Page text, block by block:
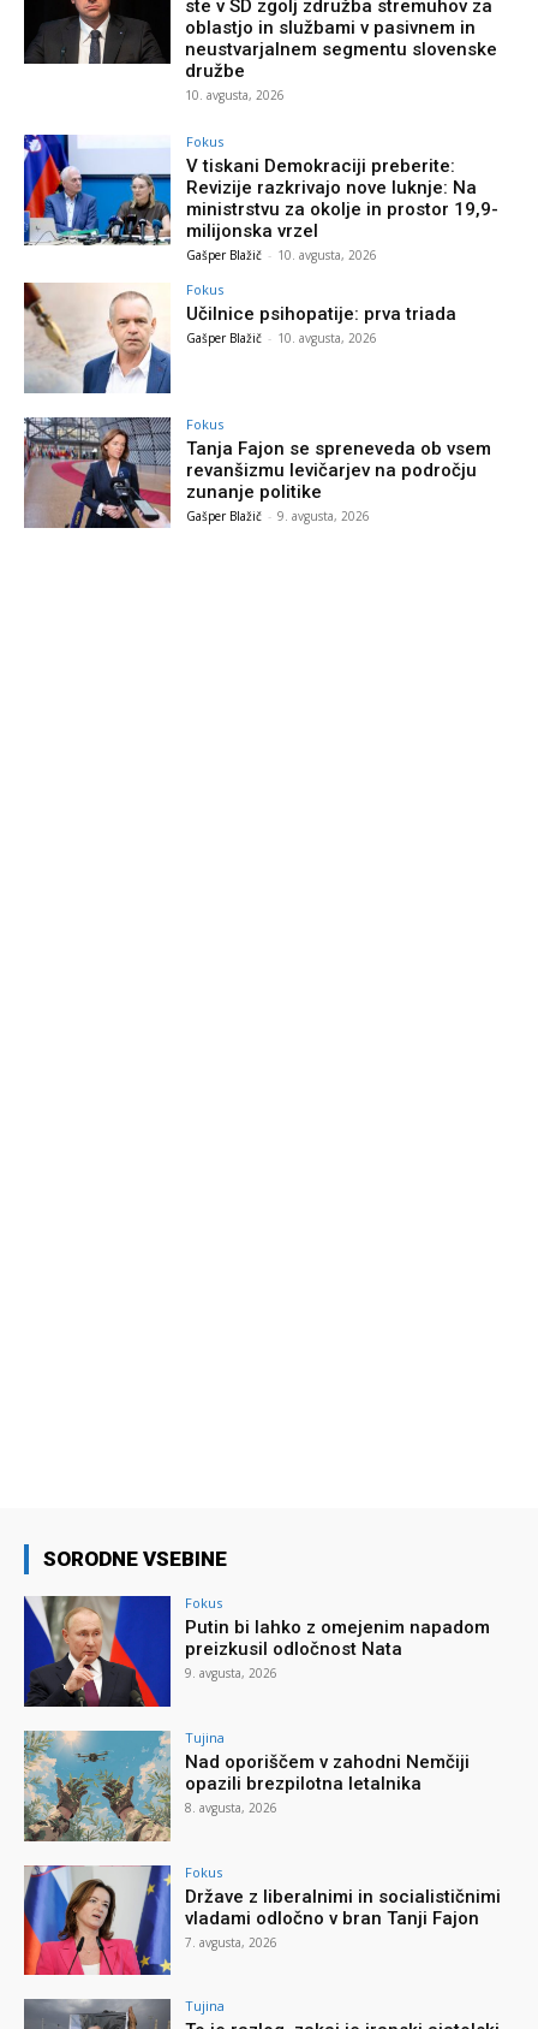
ste v SD zgolj združba stremuhov za
oblastjo in službami v pasivnem in
neustvarjalnem segmentu slovenske
družbe
10. avgusta, 2026
Fokus
V tiskani Demokraciji preberite:
Revizije razkrivajo nove luknje: Na
ministrstvu za okolje in prostor 19,9-
milijonska vrzel
Gašper Blažič - 10. avgusta, 2026
Fokus
Učilnice psihopatije: prva triada
Gašper Blažič - 10. avgusta, 2026
Fokus
Tanja Fajon se spreneveda ob vsem
revanšizmu levičarjev na področju
zunanje politike
Gašper Blažič - 9. avgusta, 2026
SORODNE VSEBINE
Fokus
Putin bi lahko z omejenim napadom
preizkusil odločnost Nata
9. avgusta, 2026
Tujina
Nad oporiščem v zahodni Nemčiji
opazili brezpilotna letalnika
8. avgusta, 2026
Fokus
Države z liberalnimi in socialističnimi
vladami odločno v bran Tanji Fajon
7. avgusta, 2026
Tujina